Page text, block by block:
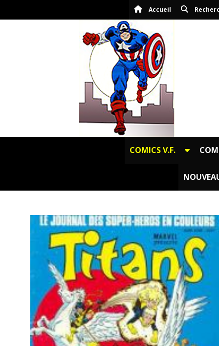
Accueil
COMICS V.F.